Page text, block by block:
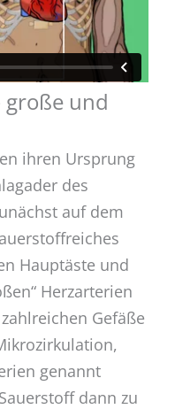
große und
ihren Ursprung
des
auf dem
Hauptäste und
Herzarterien
Gefäße
genannt
dann zu